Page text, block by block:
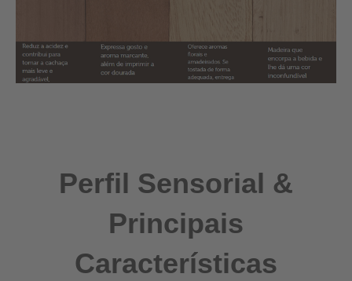
Perfil Sensorial &
Principais
Características